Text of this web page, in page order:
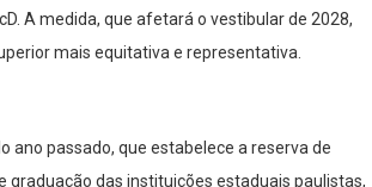
A medida, que afetará o vestibular de 2028,
mais equitativa e representativa.
ano passado, que estabelece a reserva de
graduação das instituições estaduais paulistas,